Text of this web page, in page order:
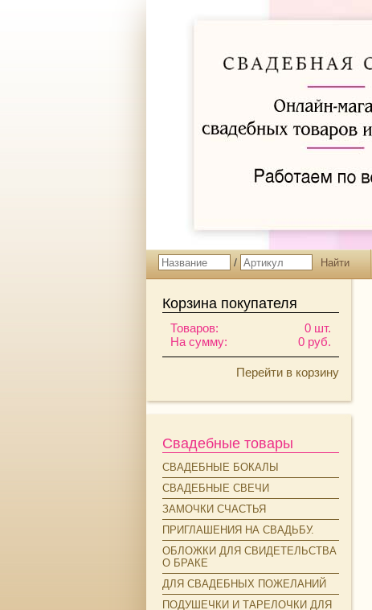
/
Корзина покупателя
Товаров:
На сумму:
0 шт.
0 руб.
Перейти в корзину
Свадебные товары
СВАДЕБНЫЕ БОКАЛЫ
СВАДЕБНЫЕ СВЕЧИ
ЗАМОЧКИ СЧАСТЬЯ
ПРИГЛАШЕНИЯ НА СВАДЬБУ.
ОБЛОЖКИ ДЛЯ СВИДЕТЕЛЬСТВА
О БРАКЕ
ДЛЯ СВАДЕБНЫХ ПОЖЕЛАНИЙ
ПОДУШЕЧКИ И ТАРЕЛОЧКИ ДЛЯ